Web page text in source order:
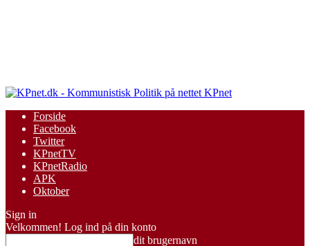
KPnet
Forside
Facebook
Twitter
KPnetTV
KPnetRadio
APK
Oktober
Sign in
Velkommen! Log ind på din konto
dit brugernavn